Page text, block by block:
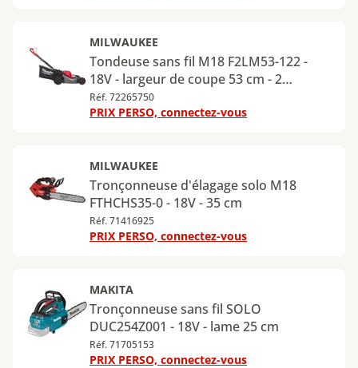
MILWAUKEE
Tondeuse sans fil M18 F2LM53-122 -
18V - largeur de coupe 53 cm - 2
batteries 12Ah FORGE™ - super
chargeur double
Réf. 72265750
PRIX PERSO, connectez-vous
MILWAUKEE
Tronçonneuse d'élagage solo M18
FTHCHS35-0 - 18V - 35 cm
Réf. 71416925
PRIX PERSO, connectez-vous
MAKITA
Tronçonneuse sans fil SOLO
DUC254Z001 - 18V - lame 25 cm
Réf. 71705153
PRIX PERSO, connectez-vous